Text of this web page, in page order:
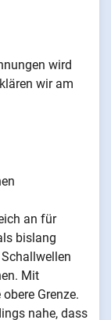
wird
wir am
an für
bislang
Mit
Grenze.
nahe, dass